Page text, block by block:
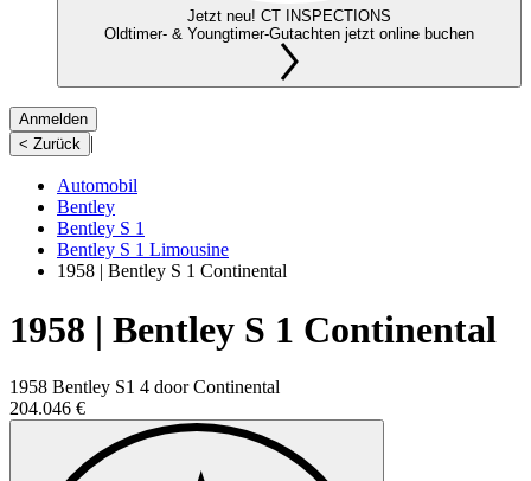
Jetzt neu! CT INSPECTIONS
Oldtimer- & Youngtimer-Gutachten jetzt online buchen
Anmelden
< Zurück |
Automobil
Bentley
Bentley S 1
Bentley S 1 Limousine
1958 | Bentley S 1 Continental
1958 | Bentley S 1 Continental
1958 Bentley S1 4 door Continental
204.046 €